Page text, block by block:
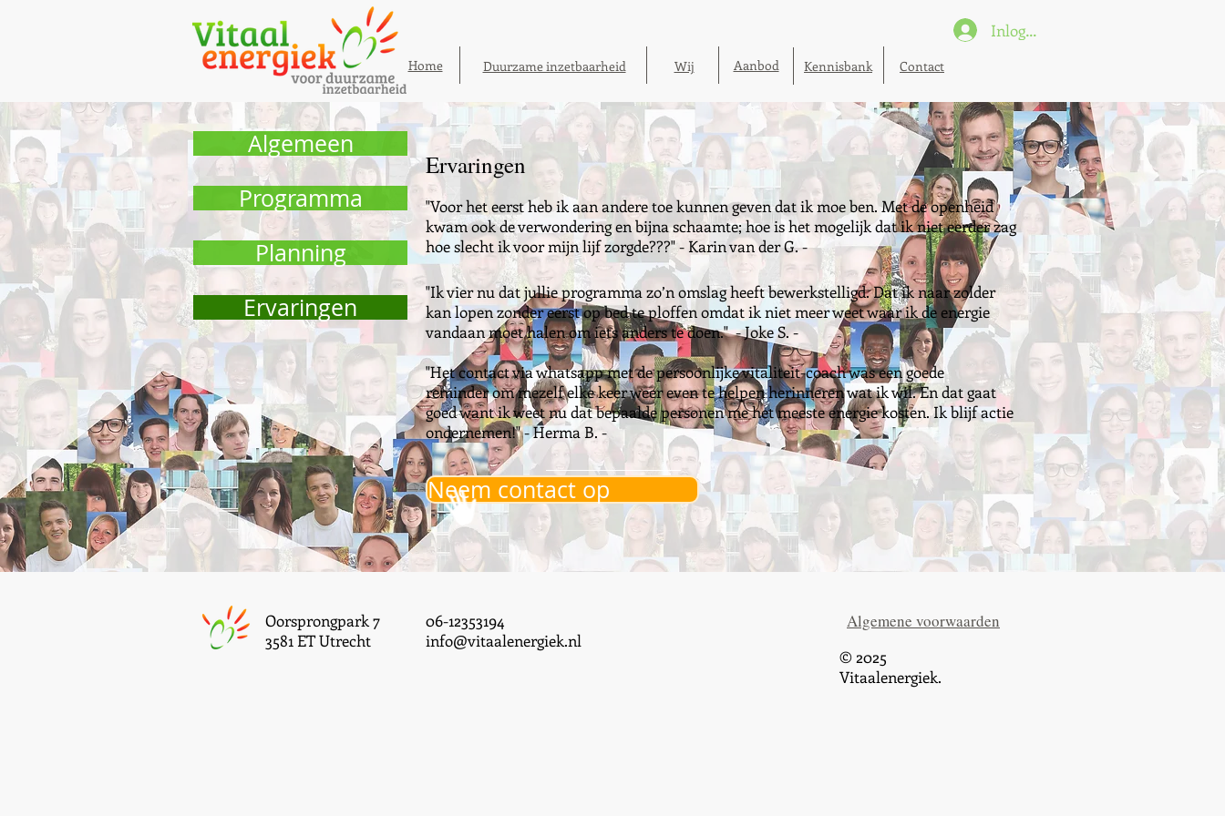
Home Contact
Duurzame inzetbaarheid Wij Aanbod Kennisbank
Inloggen
Algemeen
Programma
Planning
Ervaringen
"Ik vier nu dat jullie programma zo’n omslag heeft bewerkstelligd. Dat ik naar zolder
kan lopen zonder eerst op bed te ploffen omdat ik niet meer weet waar ik de energie
vandaan moet halen om iets anders te doen." - Joke S. -
"Het contact via whatsapp met de persoonlijke vitaliteit-coach was een goede
reminder om mezelf elke keer weer even te helpen herinneren wat ik wil. En dat gaat
goed want ik weet nu dat bepaalde personen me het meeste energie kosten. Ik blijf actie
ondernemen!" - Herma B. -
"Voor het eerst heb ik aan andere toe kunnen geven dat ik moe ben. Met de openheid
kwam ook de verwondering en bijna schaamte; hoe is het mogelijk dat ik niet eerder zag
hoe slecht ik voor mijn lijf zorgde???" - Karin van der G. -
Ervaringen
Neem contact op
Oorsprongpark 7
3581 ET Utrecht
06-12353194
info@vitaalenergiek.nl
Algemene voorwaarden
© 2025
Vitaalenergiek.